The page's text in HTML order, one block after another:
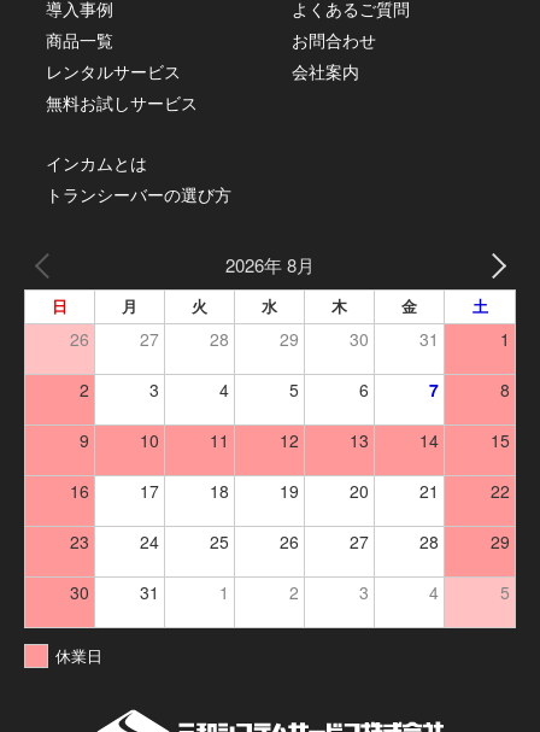
導入事例
商品一覧
レンタルサービス
無料お試しサービス
よくあるご質問
お問合わせ
会社案内
インカムとは
トランシーバーの選び方
2026年 8月
日 月 火 水 木 金 土
26 27 28 29 30 31 1
2 3 4 5 6 7 8
9 10 11 12 13 14 15
16 17 18 19 20 21 22
23 24 25 26 27 28 29
30 31 1 2 3 4 5
休業日